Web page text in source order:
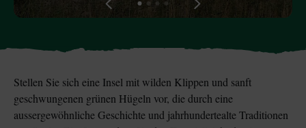
View
slide
View
slide
View
slide
View
slide
Stellen Sie sich eine Insel mit wilden Klippen und sanft
geschwungenen grünen Hügeln vor, die durch eine
aussergewöhnliche Geschichte und jahrhundertealte Traditionen